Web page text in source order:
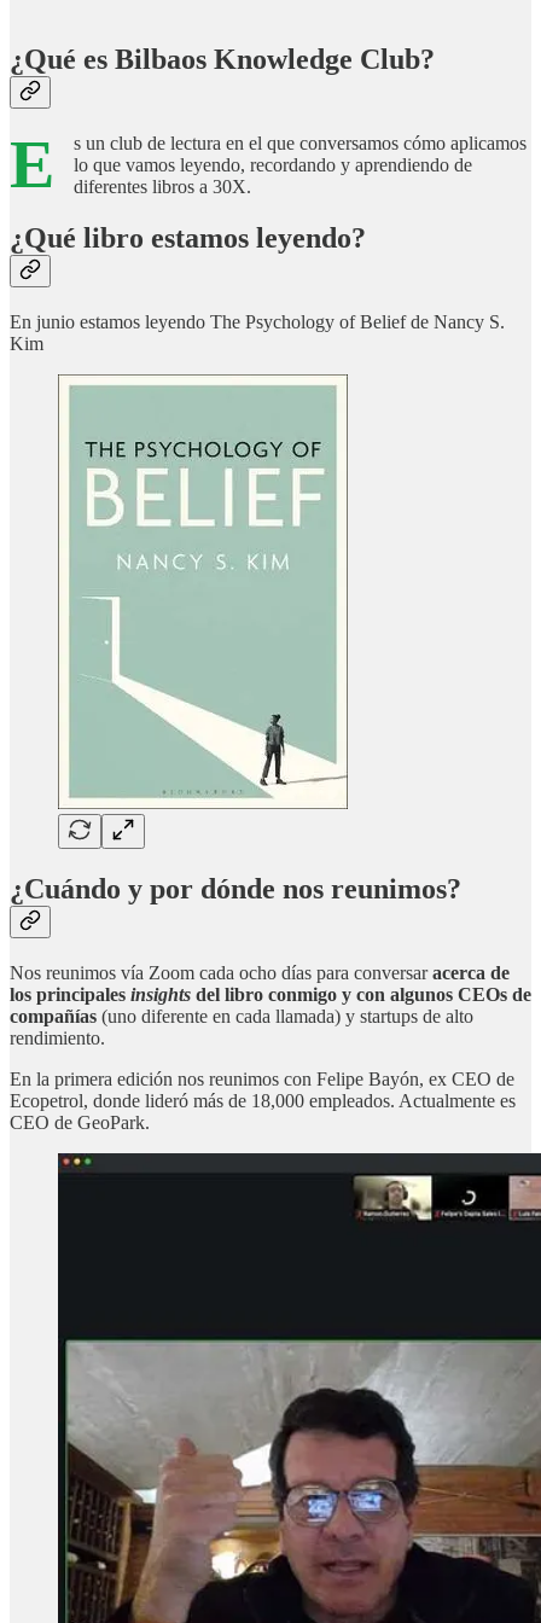
¿Qué es Bilbaos Knowledge Club?
E
s un club de lectura en el que conversamos cómo aplicamos
lo que vamos leyendo, recordando y aprendiendo de
diferentes libros a 30X.
¿Qué libro estamos leyendo?
En junio estamos leyendo The Psychology of Belief de Nancy S.
Kim
¿Cuándo y por dónde nos reunimos?
Nos reunimos vía Zoom cada ocho días para conversaracerca de
los principales insights del libro conmigo y con algunos CEOs de
compañías (uno diferente en cada llamada) y startups de alto
rendimiento.
En la primera edición nos reunimos con Felipe Bayón, ex CEO de
Ecopetrol, donde lideró más de 18,000 empleados. Actualmente es
CEO de GeoPark.